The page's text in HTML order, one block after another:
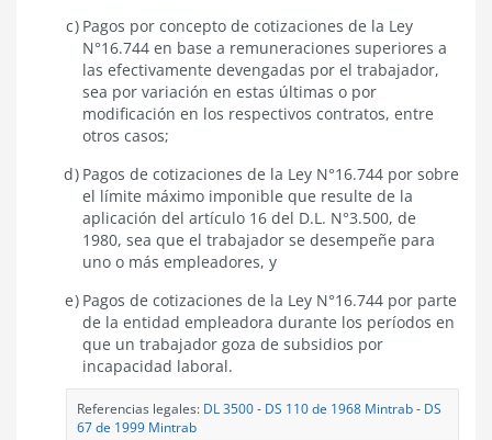
Pagos por concepto de cotizaciones de la Ley
N°16.744 en base a remuneraciones superiores a
las efectivamente devengadas por el trabajador,
sea por variación en estas últimas o por
modificación en los respectivos contratos, entre
otros casos;
Pagos de cotizaciones de la Ley N°16.744 por sobre
el límite máximo imponible que resulte de la
aplicación del artículo 16 del D.L. N°3.500, de
1980, sea que el trabajador se desempeñe para
uno o más empleadores, y
Pagos de cotizaciones de la Ley N°16.744 por parte
de la entidad empleadora durante los períodos en
que un trabajador goza de subsidios por
incapacidad laboral.
Referencias legales: DL 3500- DS 110 de 1968 Mintrab- DS
67 de 1999 Mintrab